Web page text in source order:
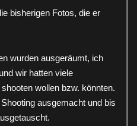
bisherigen Fotos, die er
wurden ausgeräumt, ich
wir hatten viele
wollen bzw. könnten.
ausgemacht und bis